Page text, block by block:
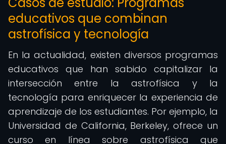
educativos que combinan
astrofísica y tecnología
En la actualidad, existen diversos programas
educativos que han sabido capitalizar la
intersección entre la astrofísica y la
tecnología para enriquecer la experiencia de
aprendizaje de los estudiantes. Por ejemplo, la
Universidad de California, Berkeley, ofrece un
curso en línea sobre astrofísica que